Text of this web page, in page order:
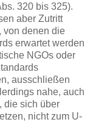
320 bis 325).
aber Zutritt
von denen die
erwartet werden
NGOs oder
ausschließen
nahe, auch
die sich über
nicht zum U-